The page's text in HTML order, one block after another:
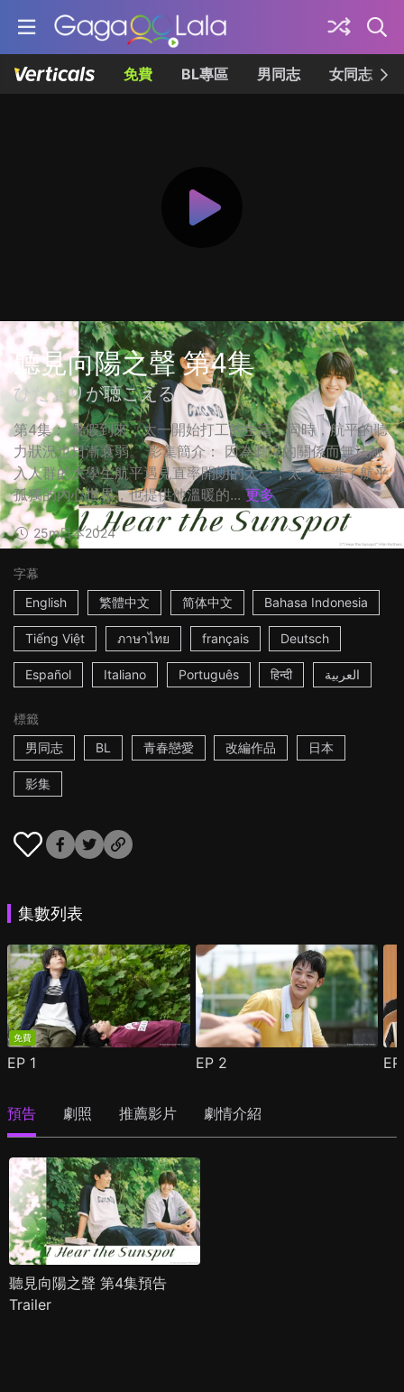
免費 BL專區 男同志 女同志
聽見向陽之聲 第4集
ひだまりが聴こえる
第4集： 暑假到來，太一開始打工的生活，同時，航平的聽
力狀況也日漸衰弱。 影集簡介： 因為聽障的關係而無法融
入人群的大學生航平遇見直率開朗的太一，太一走進了航平
孤獨的內心世界，也提供他溫暖的... 更多
25m日本2024
字幕
English
繁體中文 简体中文 Bahasa Indonesia
Tiếng Việt ภาษาไทย français Deutsch
Español Italiano Português हिन्दी العربية
標籤
男同志
BL 青春戀愛 改編作品 日本
影集
集數列表
免費
EP 1 EP 2
預告 劇照 推薦影片 劇情介紹
聽見向陽之聲 第4集預告
Trailer